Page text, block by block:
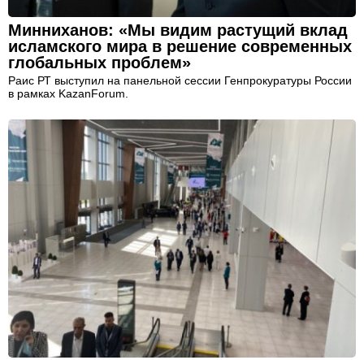
Минниханов: «Мы видим растущий вклад
исламского мира в решение современных
глобальных проблем»
Раис РТ выступил на панельной сессии Генпрокуратуры России
в рамках KazanForum.